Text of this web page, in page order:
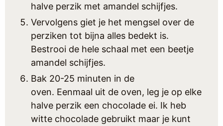
halve perzik met amandel schijfjes.
Vervolgens giet je het mengsel over de
perziken tot bijna alles bedekt is.
Bestrooi de hele schaal met een beetje
amandel schijfjes.
Bak 20-25 minuten in de
oven. Eenmaal uit de oven, leg je op elke
halve perzik een chocolade ei. Ik heb
witte chocolade gebruikt maar je kunt